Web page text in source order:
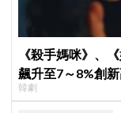
《殺手媽咪》、
飆升至7～8%創新
韓劇